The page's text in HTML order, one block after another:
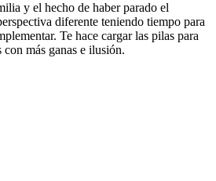
y el hecho de haber parado el
diferente teniendo tiempo para
Te hace cargar las pilas para
más ganas e ilusión.